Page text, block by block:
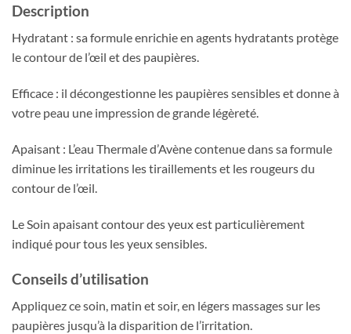
Description
Hydratant : sa formule enrichie en agents hydratants protège
le contour de l’œil et des paupières.
Efficace : il décongestionne les paupières sensibles et donne à
votre peau une impression de grande légèreté.
Apaisant : L’eau Thermale d’Avène contenue dans sa formule
diminue les irritations les tiraillements et les rougeurs du
contour de l’œil.
Le Soin apaisant contour des yeux est particulièrement
indiqué pour tous les yeux sensibles.
Conseils d’utilisation
Appliquez ce soin, matin et soir, en légers massages sur les
paupières jusqu’à la disparition de l’irritation.